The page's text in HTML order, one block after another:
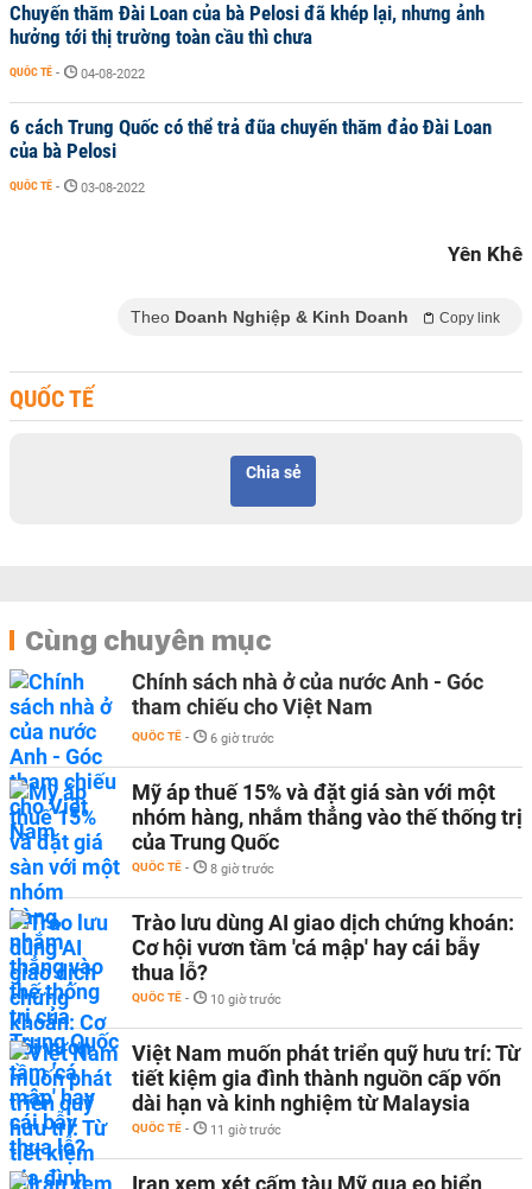
Chuyến thăm Đài Loan của bà Pelosi đã khép lại, nhưng ảnh
hưởng tới thị trường toàn cầu thì chưa
QUỐC TẾ - 04-08-2022
6 cách Trung Quốc có thể trả đũa chuyến thăm đảo Đài Loan
của bà Pelosi
QUỐC TẾ - 03-08-2022
Yên Khê
Theo Doanh Nghiệp & Kinh Doanh Copy link
QUỐC TẾ
Chia sẻ
Cùng chuyên mục
Chính sách nhà ở của nước Anh - Góc
tham chiếu cho Việt Nam
QUỐC TẾ - 6 giờ trước
Mỹ áp thuế 15% và đặt giá sàn với một
nhóm hàng, nhắm thẳng vào thế thống trị
của Trung Quốc
QUỐC TẾ - 8 giờ trước
Trào lưu dùng AI giao dịch chứng khoán:
Cơ hội vươn tầm 'cá mập' hay cái bẫy
thua lỗ?
QUỐC TẾ - 10 giờ trước
Việt Nam muốn phát triển quỹ hưu trí: Từ
tiết kiệm gia đình thành nguồn cấp vốn
dài hạn và kinh nghiệm từ Malaysia
QUỐC TẾ - 11 giờ trước
Iran xem xét cấm tàu Mỹ qua eo biển